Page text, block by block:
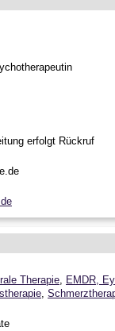
erfolgt Rückruf
Therapie, EMDR,
,